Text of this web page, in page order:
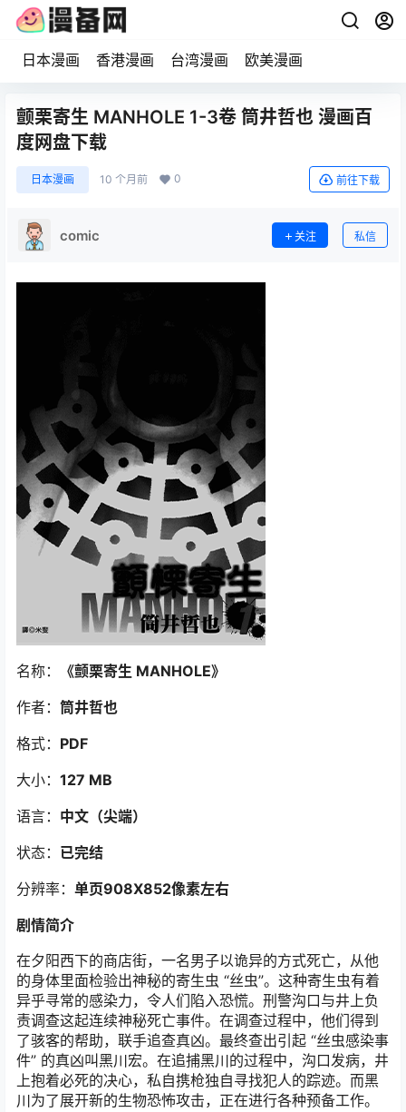
日本漫画 香港漫画 台湾漫画 欧美漫画
颤栗寄生 MANHOLE 1-3卷 筒井哲也 漫画百
度网盘下载
日本漫画 10 个月前 0 前往下载
comic 关注 私信
名称： 《颤栗寄生 MANHOLE》
作者： 筒井哲也
格式： PDF
大小： 127 MB
语言： 中文（尖端）
状态： 已完结
分辨率： 单页908X852像素左右
剧情简介
在夕阳西下的商店街，一名男子以诡异的方式死亡，从他
的身体里面检验出神秘的寄生虫 “丝虫”。这种寄生虫有着
异乎寻常的感染力，令人们陷入恐慌。刑警沟口与井上负
责调查这起连续神秘死亡事件。在调查过程中，他们得到
了骇客的帮助，联手追查真凶。最终查出引起 “丝虫感染事
件” 的真凶叫黑川宏。在追捕黑川的过程中，沟口发病，井
上抱着必死的决心，私自携枪独自寻找犯人的踪迹。而黑
川为了展开新的生物恐怖攻击，正在进行各种预备工作。